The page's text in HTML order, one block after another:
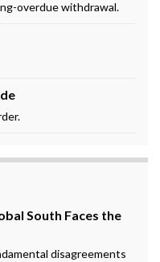
overdue withdrawal.
South Faces the
disagreements